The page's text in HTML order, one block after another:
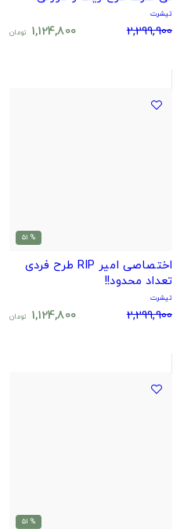
تیشرت
2,299,900
1,124,800 تومان
% 51
اختصاصی امیر RIP طرح فردی
تعداد محدود!!
تیشرت
2,299,900
1,124,800 تومان
% 51